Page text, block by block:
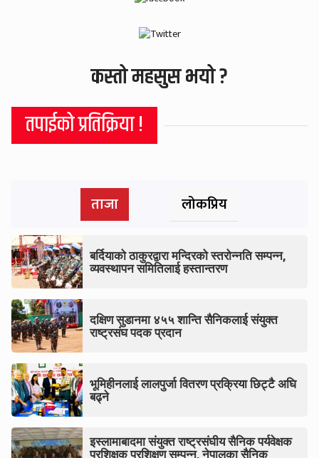
कस्तो महसुस भयो ?
तपाईको प्रतिक्रिया !
ताजा लोकप्रिय
बर्दियाको ठाकुरद्वारा मन्दिरको स्तरोन्नति सम्पन्न,
व्यवस्थापन समितिलाई हस्तान्तरण
दक्षिण सुडानमा ४५५ शान्ति सैनिकलाई संयुक्त
राष्ट्रसंघ पदक प्रदान
भूमिहीनलाई लालपुर्जा वितरण प्रक्रिया छिट्टै अघि
बढ्ने
इस्लामाबादमा संयुक्त राष्ट्रसंघीय सैनिक पर्यवेक्षक
प्रशिक्षक प्रशिक्षण सम्पन्न, नेपालका सैनिक